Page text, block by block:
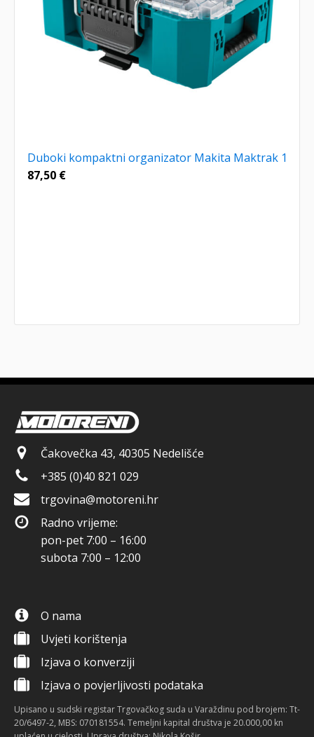
Duboki kompaktni organizator Makita Maktrak 1
87,50 €
Čakovečka 43, 40305 Nedelišće
+385 (0)40 821 029
trgovina@motoreni.hr
Radno vrijeme:
pon-pet 7:00 – 16:00
subota 7:00 – 12:00
O nama
Uvjeti korištenja
Izjava o konverziji
Izjava o povjerljivosti podataka
Upisano u sudski registar Trgovačkog suda u Varaždinu pod brojem: Tt-
20/6497-2, MBS: 070181554. Temeljni kapital društva je 20.000,00 kn